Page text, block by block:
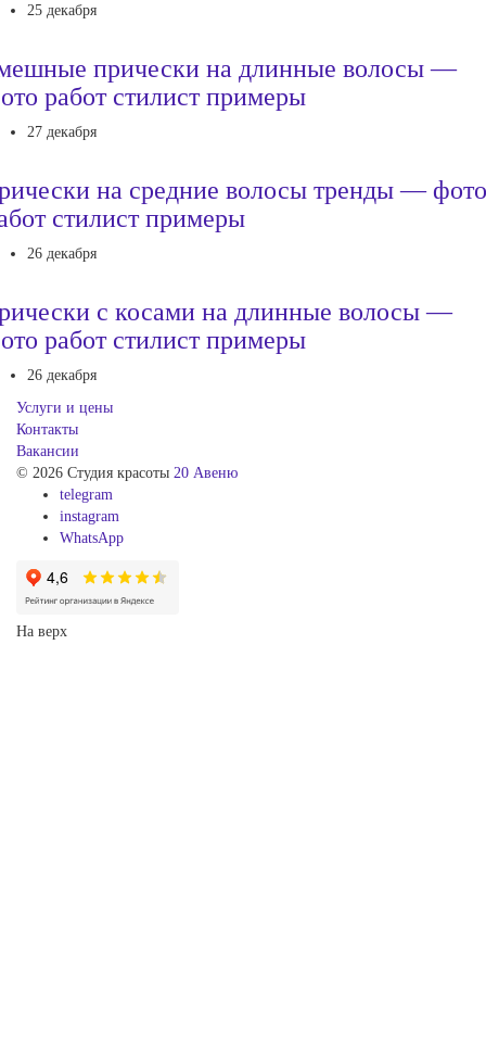
25 декабря
прически на длинные волосы —
работ стилист примеры
27 декабря
на средние волосы тренды — фото
стилист примеры
26 декабря
с косами на длинные волосы —
работ стилист примеры
26 декабря
Услуги и цены
Контакты
Вакансии
© 2026 Студия красоты 20 Авеню
telegram
instagram
WhatsApp
На верх